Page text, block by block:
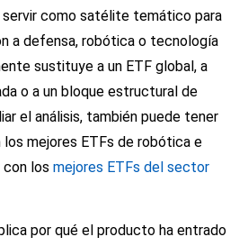
servir como satélite temático para
a defensa, robótica o tecnología
sustituye a un ETF global, a
o a un bloque estructural de
el análisis, también puede tener
los mejores ETFs de robótica e
con los mejores ETFs del sector
por qué el producto ha entrado